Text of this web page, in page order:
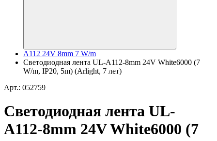
A112 24V 8mm 7 W/m
Светодиодная лента UL-A112-8mm 24V White6000 (7
W/m, IP20, 5m) (Arlight, 7 лет)
Арт.: 052759
Светодиодная лента UL-
A112-8mm 24V White6000 (7